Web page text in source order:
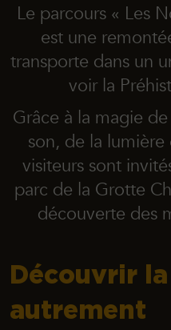
Le parcours « Les
est une
transporte dans un
voir la
Grâce à la magie
son, de la
visiteurs sont
parc de la Grotte
découverte des
Découvrir
autrement